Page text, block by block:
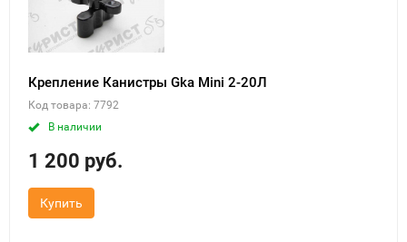
Крепление Канистры Gka Mini 2-20Л
Код товара: 7792
В наличии
1 200 руб.
Купить